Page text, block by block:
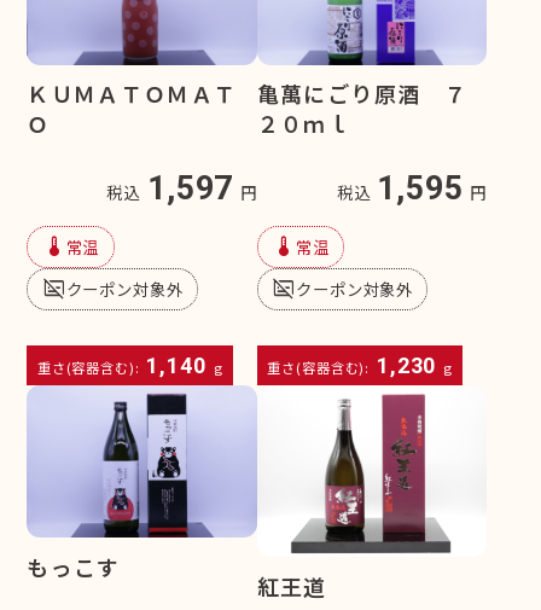
ＫＵＭＡＴＯＭＡＴ
Ｏ
税込 1,597 円
device_thermostat 常温
subtitles_offクーポン対象外
重さ(容器含む): 1,140 g
亀萬にごり原酒 ７
２０ｍｌ
税込 1,595 円
device_thermostat 常温
subtitles_offクーポン対象外
重さ(容器含む): 1,230 g
もっこす
紅王道